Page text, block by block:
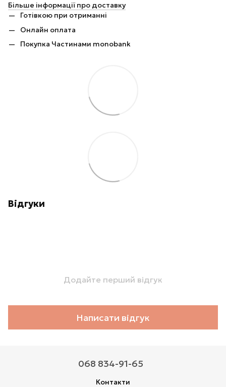
Більше інформації про доставку
Готівкою при отриманні
Онлайн оплата
Покупка Частинами monobank
Відгуки
Додайте перший відгук
Написати відгук
068 834-91-65
Контакти